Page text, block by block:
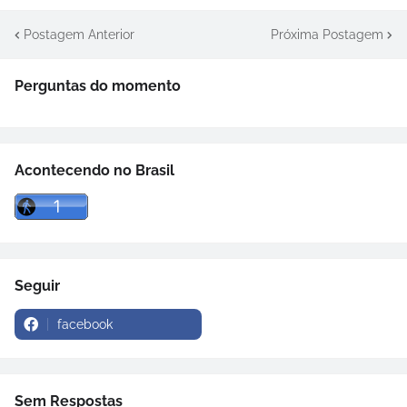
Postagem Anterior Próxima Postagem
Perguntas do momento
Acontecendo no Brasil
Seguir
facebook
Sem Respostas